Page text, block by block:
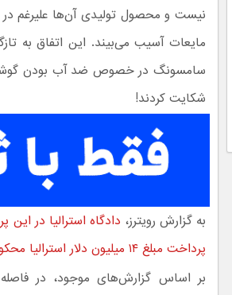
مایعات آسیب می‌بیند. این اتفاق به
سامسونگ در خصوص ضد آب بودن گوشی
شکایت کردند!
به گزارش رویترز، دادگاه استرالیا در
پرداخت مبلغ ۱۴ میلیون دلار استرالیا محکوم کرد